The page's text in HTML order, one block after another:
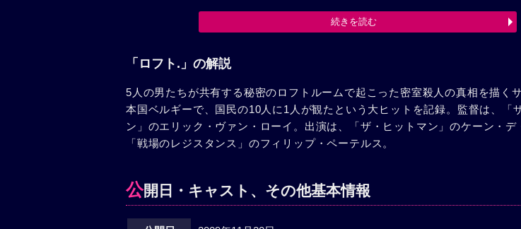
告げる。そのとき、不動産屋がドアベルを鳴らす。この部屋が売りに出され、
来たという。お互いに不信感を募らせた一同がもめ始めると、ルクはこの部屋
トが彼らの妻や妹と関係を持つ様子が映っていた。そこで、遺書を残して睡眠
は刑事から、サラの出血は生きているうちのものだと聞かされる。真相を知る
はロフトに向かう。
続きを読む
「ロフト.」の解説
5人の男たちが共有する秘密のロフトルームで起こった密室殺人の真相を描くサ
本国ベルギーで、国民の10人に1人が観たという大ヒットを記録。監督は、「
ン」のエリック・ヴァン・ローイ。出演は、「ザ・ヒットマン」のケーン・デ
「戦場のレジスタンス」のフィリップ・ペーテルス。
公開日・キャスト、その他基本情報